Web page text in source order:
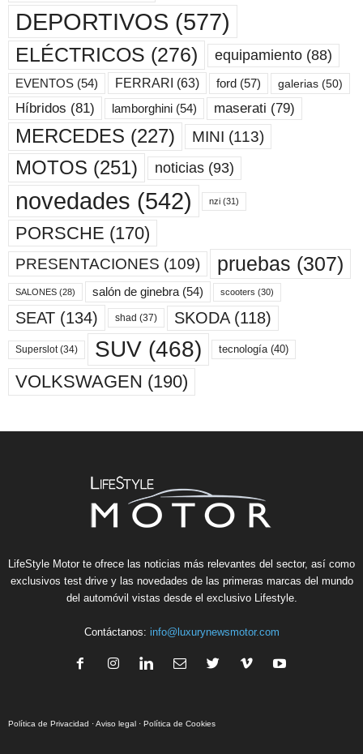
DEPORTIVOS (577)
ELÉCTRICOS (276) equipamiento (88)
EVENTOS (54) FERRARI (63) ford (57) galerias (50)
Híbridos (81) lamborghini (54) maserati (79)
MERCEDES (227) MINI (113)
MOTOS (251) noticias (93)
novedades (542) nzi (31)
PORSCHE (170)
PRESENTACIONES (109) pruebas (307)
SALONES (28) salón de ginebra(54) scooters (30)
SEAT (134) shad (37) SKODA(118)
Superslot(34) SUV (468) tecnología(40)
VOLKSWAGEN (190)
LifeStyle Motor te ofrece las noticias más relevantes del sector, así como
exclusivos test drive y las novedades de las primeras marcas del mundo
del automóvil vistas desde el exclusivo Lifestyle.
Contáctanos: info@luxurynewsmotor.com
Política de Privacidad ·Aviso legal · Política de Cookies